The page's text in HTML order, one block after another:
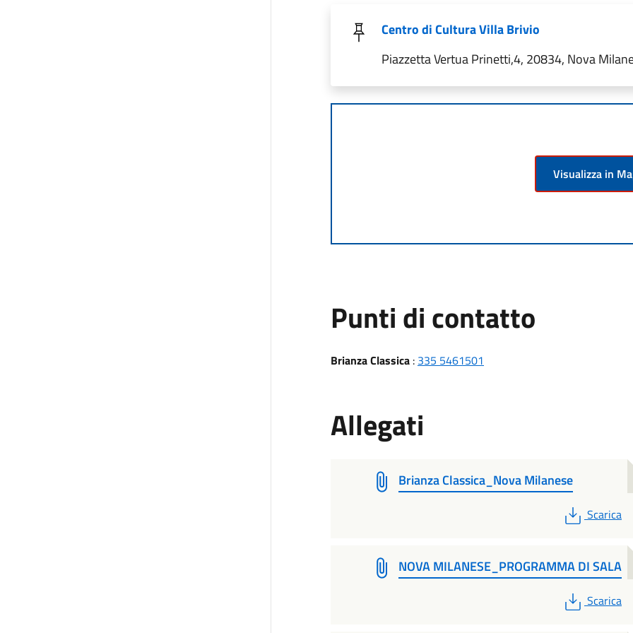
Centro di Cultura Villa Brivio
Piazzetta Vertua Prinetti,4, 20834, Nova
Visualizza in
Punti di contatto
Brianza Classica: 335 5461501
Allegati
Brianza Classica_Nova Milanese
PDF
Scarica
NOVA MILANESE_PROGRAMMA DI SALA
PDF
Scarica